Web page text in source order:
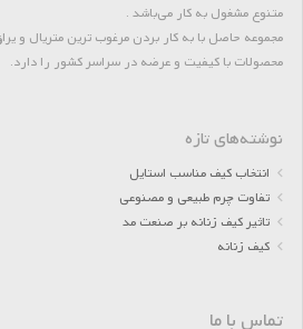
متنوع مشغول به کار می‌باشد .
مجموعه حاصل با به کار بردن مرغوب ترین متریال و
محصولات با کیفیت و عرضه در سراسر کشور را دارد.
نوشته‌های تازه
انتخاب کیف مناسب استایل
تفاوت چرم طبیعی و مصنوعی
تاثیر کیف زنانه بر صنعت مد
کیف زنانه
تماس با ما